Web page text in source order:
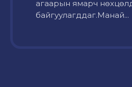
агаарын ямарч
байгуулагддаг.Манай...